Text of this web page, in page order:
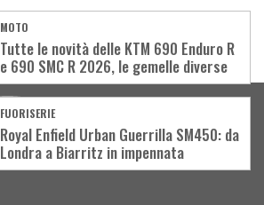
MOTO
Tutte le novità delle KTM 690 Enduro R
e 690 SMC R 2026, le gemelle diverse
FUORISERIE
Royal Enfield Urban Guerrilla SM450: da
Londra a Biarritz in impennata